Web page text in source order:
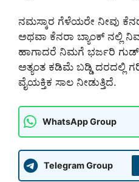
ನಮಸ್ಕಾರ ಗೆಳೆಯರೇ ನೀವು
ಅಥವಾ ಕೆನರಾ ಬ್ಯಾಂಕ್ ನಲ್ಲಿ
ಹಾಗಾದರೆ ನಿಮಗೆ ಭರ್ಜರಿ
ಅತ್ಯಂತ ಕಡಿಮೆ ಬಡ್ಡಿ ದರದಲ್ಲಿ
ವೈಯಕ್ತಿಕ ಸಾಲ ನೀಡುತ್ತಿದೆ.
WhatsApp Group
Telegram Group